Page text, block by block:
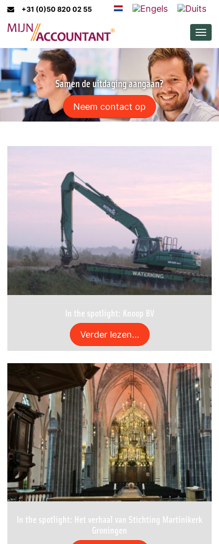
+31 (0)50 820 02 55
Samen de uitdaging aangaan?
Neem contact op
In the spotlight: Knoop BV
Verder lezen...
In the spotlight: Het verhaal van Stichting Martinikerk
Groningen